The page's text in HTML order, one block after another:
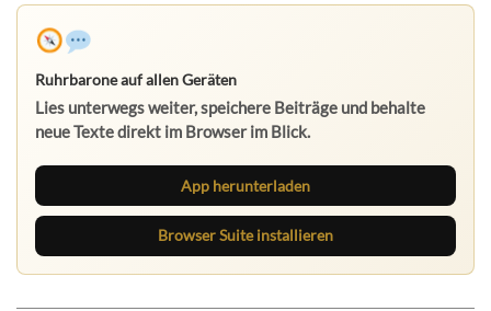
Ruhrbarone auf allen Geräten
Lies unterwegs weiter, speichere Beiträge und behalte
neue Texte direkt im Browser im Blick.
App herunterladen
Browser Suite installieren